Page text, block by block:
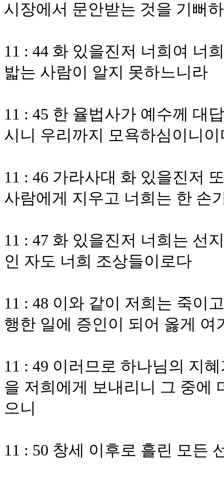
시장에서 문안받는 것을 기뻐
11 : 44 화 있을진저 너희여 너
밟는 사람이 알지 못하느니라
11 : 45 한 율법사가 예수께 대
시니 우리까지 모욕하심이니이
11 : 46 가라사대 화 있을진저
사람에게 지우고 너희는 한 손
11 : 47 화 있을진저 너희는 선
인 자도 너희 조상들이로다
11 : 48 이와 같이 저희는 죽이
행한 일에 증인이 되어 옳게 여
11 : 49 이러므로 하나님의 지
을 저희에게 보내리니 그 중에
으니
11 : 50 창세 이후로 흘린 모든